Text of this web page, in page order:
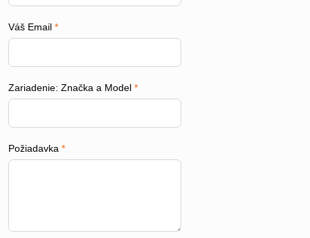
Váš Email *
Zariadenie: Značka a Model *
Požiadavka *